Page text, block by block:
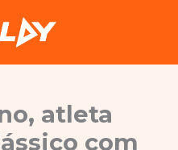
atleta
com